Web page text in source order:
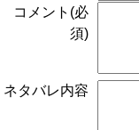
コメント(必
須)
ネタバレ内容